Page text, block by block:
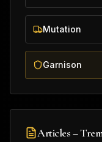
Mutation
Garnison
Articles –